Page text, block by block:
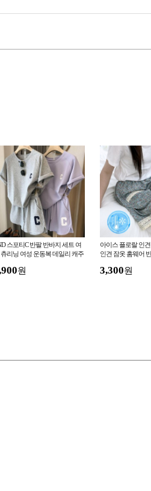
스포티C 반팔 반바지 세트 여
츄리닝 여성 운동복 데일리 캐주
원
아이스 플로랄 인견
인견 잠옷 홈웨어
3,300원